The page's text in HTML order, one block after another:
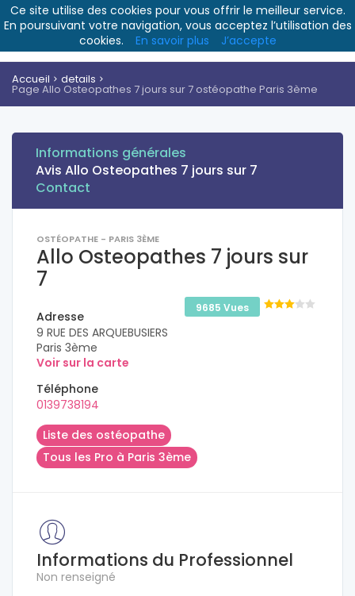
Accueil details
Page Allo Osteopathes 7 jours sur 7 ostéopathe Paris 3ème
Informations générales
Avis Allo Osteopathes 7 jours sur 7
Contact
OSTÉOPATHE - PARIS 3ÈME
Allo Osteopathes 7 jours sur
7
9685 Vues
Adresse
9 RUE DES ARQUEBUSIERS
Paris 3ème
Voir sur la carte
Téléphone
0139738194
Liste des ostéopathe
Tous les Pro à Paris 3ème
Informations du Professionnel
Non renseigné
Ce site utilise des cookies pour vous offrir le meilleur service.
En poursuivant votre navigation, vous acceptez l’utilisation des
cookies.
En savoir plus J’accepte